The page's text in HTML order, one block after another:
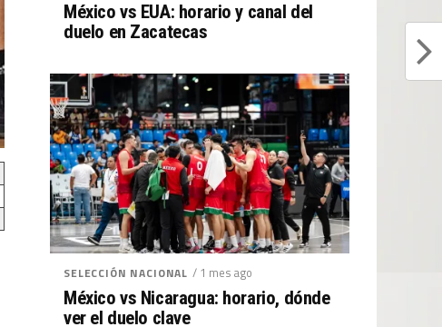
México vs EUA: horario y canal del
duelo en Zacatecas
SELECCIÓN NACIONAL / 1 mes ago
México vs Nicaragua: horario, dónde
ver el duelo clave